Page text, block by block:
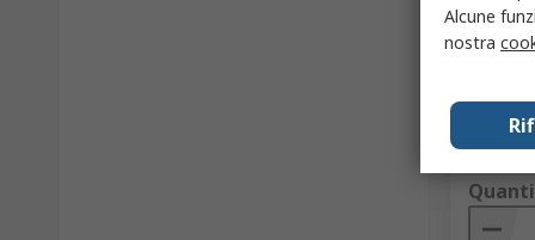
Codice RS
Codice
Prezzo
Alcune
nostra